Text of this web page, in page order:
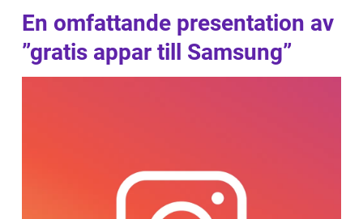
En omfattande presentation av
”gratis appar till Samsung”